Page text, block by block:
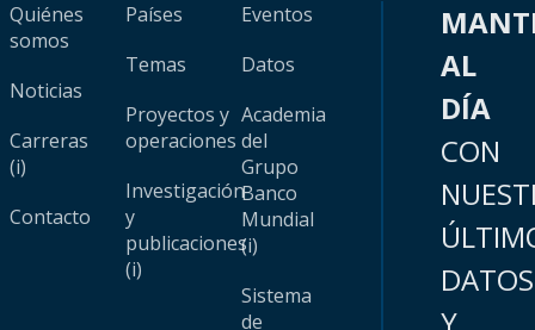
Quiénes
somos
Noticias
Carreras
(i)
Contacto
Países
Temas
Proyectos y
operaciones
Investigación
y
publicaciones
(i)
Eventos
Datos
Academia
del
Grupo
Banco
Mundial
(i)
Sistema
de
AL
DÍA
CON
DATOS